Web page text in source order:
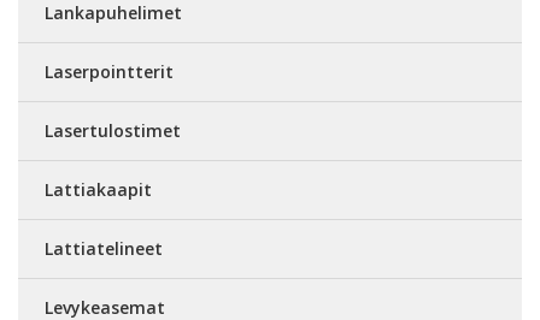
Lankapuhelimet
Laserpointterit
Lasertulostimet
Lattiakaapit
Lattiatelineet
Levykeasemat